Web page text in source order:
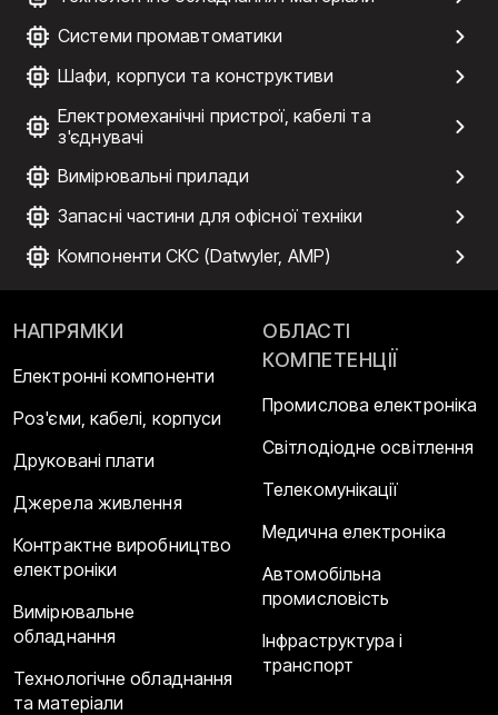
Системи промавтоматики
Шафи, корпуси та конструктиви
Електромеханічні пристрої, кабелі та
з'єднувачі
Вимірювальні прилади
Запасні частини для офісної техніки
Компоненти СКС (Datwyler, AMP)
НАПРЯМКИ
Електронні компоненти
Роз'єми, кабелі, корпуси
Друковані плати
Джерела живлення
Контрактне виробництво
електроніки
Вимірювальне
обладнання
Технологічне обладнання
та матеріали
ОБЛАСТІ
КОМПЕТЕНЦІЇ
Промислова електроніка
Світлодіодне освітлення
Телекомунікації
Медична електроніка
Автомобільна
промисловість
Інфраструктура і
транспорт